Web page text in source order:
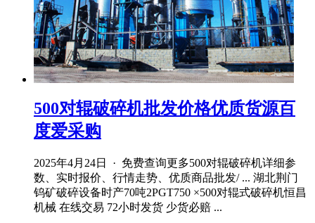
500对辊破碎机批发价格优质货源百
度爱采购
2025年4月24日 · 免费查询更多500对辊破碎机详细参
数、实时报价、行情走势、优质商品批发/ ... 湖北荆门
钨矿破碎设备时产70吨2PGT750 ×500对辊式破碎机恒昌
机械 在线交易 72小时发货 少货必赔 ...